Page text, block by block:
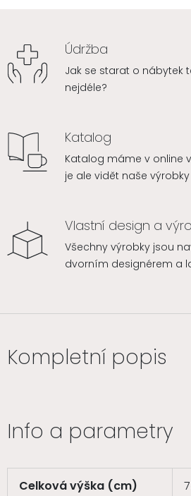
Údržba
Jak se starat o nábytek
nejdéle?
Katalog
Katalog máme v online
je ale vidět naše výrobky
Vlastní design a
Všechny výrobky jsou
dvorním designérem a
Kompletní popis
Info a parametry
Celková výška (cm)